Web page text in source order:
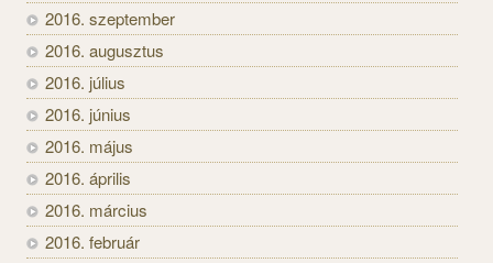
2016. szeptember
2016. augusztus
2016. július
2016. június
2016. május
2016. április
2016. március
2016. február